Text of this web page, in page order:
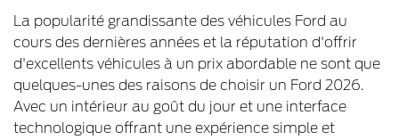
La popularité grandissante des véhicules Ford au
cours des dernières années et la réputation d'offrir
d'excellents véhicules à un prix abordable ne sont que
quelques-unes des raisons de choisir un Ford 2026.
Avec un intérieur au goût du jour et une interface
technologique offrant une expérience simple et